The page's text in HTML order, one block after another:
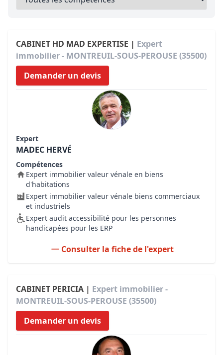
CABINET HD MAD EXPERTISE | Expert
immobilier - MONTREUIL-SOUS-PEROUSE (35500)
Demander un devis
Expert
MADEC HERVÉ
Compétences
Expert immobilier valeur vénale en biens
d'habitations
Expert immobilier valeur vénale biens commerciaux
et industriels
Expert audit accessibilité pour les personnes
handicapées pour les ERP
Consulter la fiche de l'expert
CABINET PERICIA | Expert immobilier -
MONTREUIL-SOUS-PEROUSE (35500)
Demander un devis